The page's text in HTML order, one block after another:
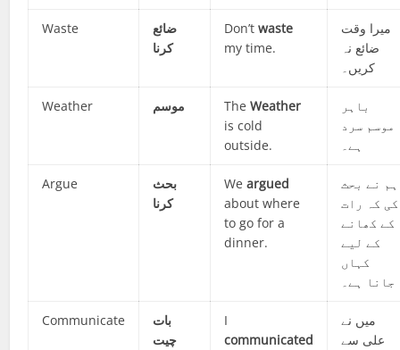
Waste
ضائع
کرنا
Don’twaste
my time.
میرا وقت
ضائع نہ
کریں۔
Weather موسم TheWeather
is cold
outside.
باہر
موسم سرد
ہے۔
Argue
بحث
کرنا
Weargued
about where
to go for a
dinner.
ہم نے بحث
کی کہ رات
کے کھانے
کے لیے
کہاں
جانا ہے۔
Communicate
بات
چیت
I
communicated
میں نے
علی سے